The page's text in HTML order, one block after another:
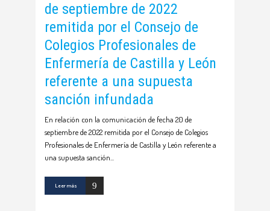
de septiembre de 2022
remitida por el Consejo de
Colegios Profesionales de
Enfermería de Castilla y León
referente a una supuesta
sanción infundada
En relación con la comunicación de fecha 20 de
septiembre de 2022 remitida por el Consejo de Colegios
Profesionales de Enfermería de Castilla y León referente a
una supuesta sanción
Leer más